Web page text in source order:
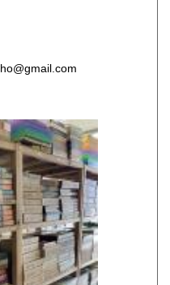
愛媛県
長崎県
大分県
鹿児島県